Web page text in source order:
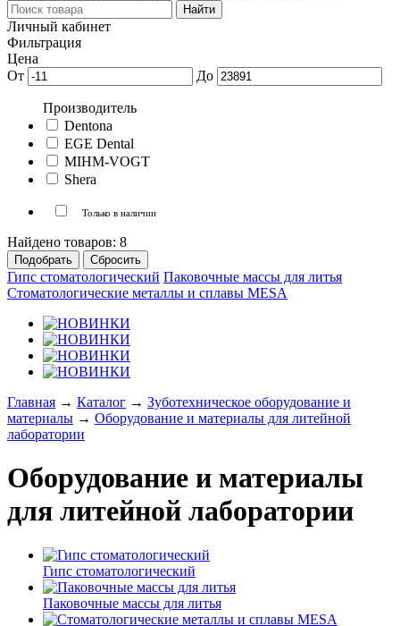
Личный кабинет
Фильтрация
Цена
От
До
Производитель
Dentona
EGE Dental
MIHM-VOGT
Shera
Только в наличии
Найдено товаров: 8
Гипс стоматологический Паковочные массы для литья
Стоматологические металлы и сплавы MESA
Главная → Каталог → Зуботехническое оборудование и
материалы → Оборудование и материалы для литейной
лаборатории
Оборудование и материалы
для литейной лаборатории
Гипс стоматологический
Паковочные массы для литья